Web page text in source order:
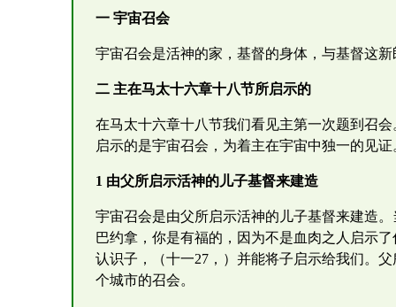
一 宇宙召会
宇宙召会是活神的家，基督的身体，与基督这
二 主在马太十六章十八节所启示的
在马太十六章十八节我们看见主第一次题到召
启示的是宇宙召会，为着主在宇宙中独一的见证
1 由父所启示活神的儿子基督来建造
宇宙召会是由父所启示活神的儿子基督来建造
巴约拿，你是有福的，因为不是血肉之人启示
认识子，（十一27，）并能将子启示给我们。
个城市的召会。